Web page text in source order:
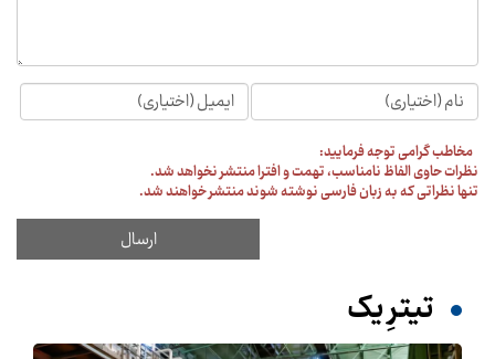
مخاطب گرامی توجه فرمایید:
نظرات حاوی الفاظ نامناسب، تهمت و افترا منتشر نخواهد شد.
تنها نظراتی که به زبان فارسی نوشته شوند منتشر خواهند شد.
تیترِ یک